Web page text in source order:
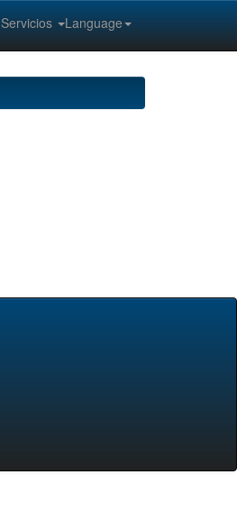
Language
Servicios